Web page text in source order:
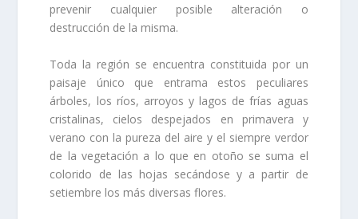
prevenir cualquier posible alteración o
destrucción de la misma.
Toda la región se encuentra constituida por un
paisaje único que entrama estos peculiares
árboles, los ríos, arroyos y lagos de frías aguas
cristalinas, cielos despejados en primavera y
verano con la pureza del aire y el siempre verdor
de la vegetación a lo que en otoño se suma el
colorido de las hojas secándose y a partir de
setiembre los más diversas flores.